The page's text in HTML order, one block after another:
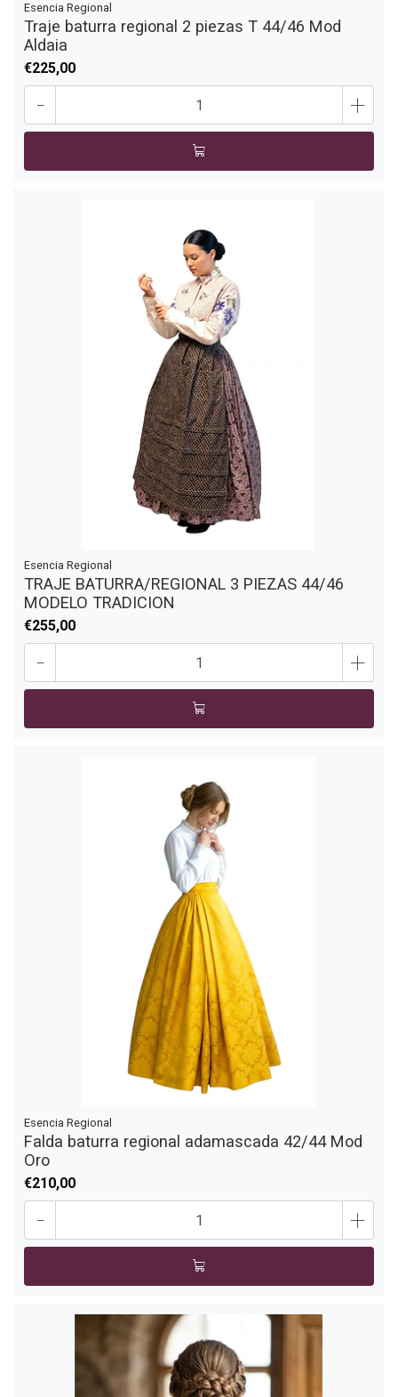
Esencia Regional
Traje baturra regional 2 piezas T 44/46 Mod
Aldaia
€225,00
- +
Esencia Regional
TRAJE BATURRA/REGIONAL 3 PIEZAS 44/46
MODELO TRADICION
€255,00
- +
Esencia Regional
Falda baturra regional adamascada 42/44 Mod
Oro
€210,00
- +